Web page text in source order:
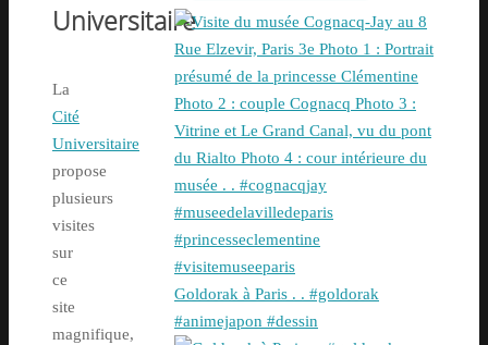
Universitaire
La
Cité
Universitaire
propose
plusieurs
visites
sur
ce
site
magnifique,
Goldorak à Paris . . #goldorak
#animejapon #dessin